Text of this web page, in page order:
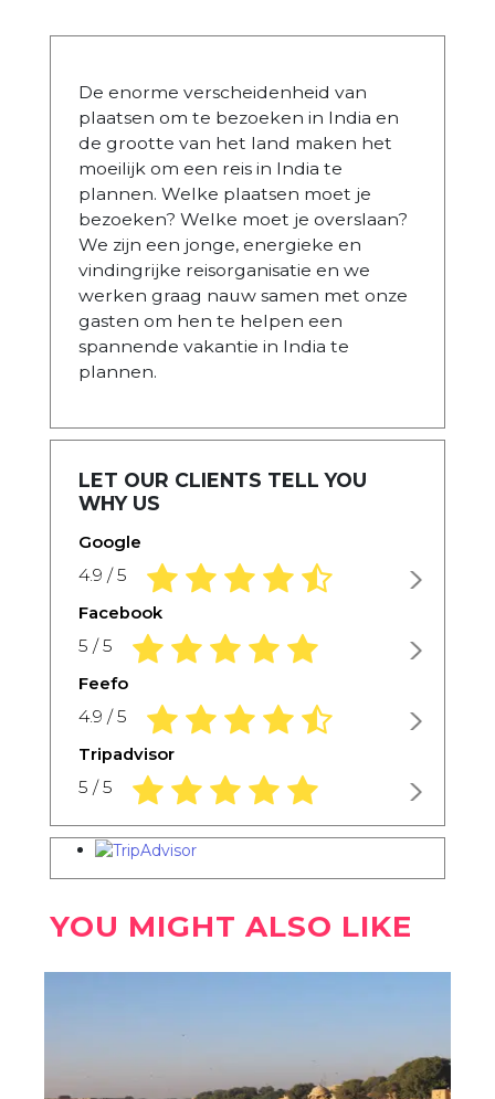
De enorme verscheidenheid van
plaatsen om te bezoeken in India en
de grootte van het land maken het
moeilijk om een reis in India te
plannen. Welke plaatsen moet je
bezoeken? Welke moet je overslaan?
We zijn een jonge, energieke en
vindingrijke reisorganisatie en we
werken graag nauw samen met onze
gasten om hen te helpen een
spannende vakantie in India te
plannen.
LET OUR CLIENTS TELL YOU
WHY US
Google
4.9 / 5 4.9 rating based on 1,234 ratings
Facebook
5 / 5 5.0 rating based on 1,234 ratings
Feefo
4.9 / 5 4.9 rating based on 1,234 ratings
Tripadvisor
5 / 5 5.0 rating based on 1,234 ratings
YOU MIGHT ALSO LIKE